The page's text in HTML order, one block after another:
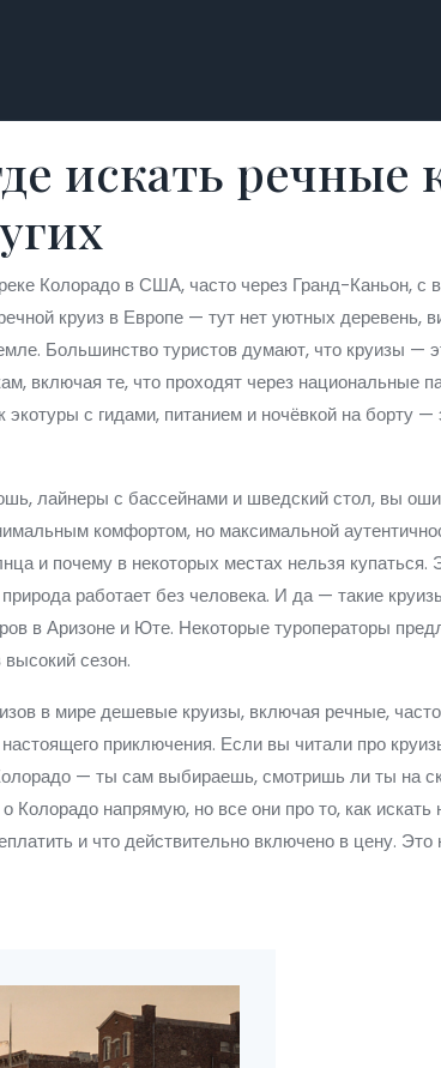
искать
Колорадо в США, часто через Гранд-Каньон,
круиз в Европе — тут нет уютных деревень,
Большинство туристов думают, что круизы —
включая те, что проходят через национальные
с гидами, питанием и ночёвкой на борту —
лайнеры с бассейнами и шведский стол, вы
комфортом, но максимальной
и почему в некоторых местах нельзя
работает без человека. И да — такие
в Аризоне и Юте. Некоторые туроператоры
сезон.
в миредешевые круизы, включая речные,
приключения. Если вы читали про
— ты сам выбираешь, смотришь ли ты на
Колорадо напрямую, но все они про то, как
и что действительно включено в цену.